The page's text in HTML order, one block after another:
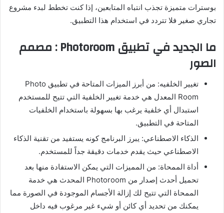
بوسترات متميزة تجذب انتباه المتابعين، إذا كنت تخطط لبدء مشروع
تجاري صغير فلا تتردد في استخدام هذا التطبيق.
ما الجديد في تطبيق Photoroom : مصمم
الصور
تغيير الخلفيه: من أبرز الميزات المتاحة في تطبيق Photo
Room المعدل هي خدمة تغيير الخلفية التي تتيح للمستخدم
استبدال أي خلفية يرغب بها بسهولة باستخدام الخلفيات
المتاحة في التطبيق.
الذكاء الاصطناعي: يبرز البرنامج كونه يستفيد من تقنية الذكاء
الاصطناعي حيث يقدم خدمات دقيقة جداً للمستخدم.
أداة الممحاة: من المميزات التي يمكن الاستفادة منها بعد
تحميل أحدث إصدار من Photoroom المحدث هي خدمة
الممحاة التي تتيح لك إزالة الأجسام الموجودة في الصورة مما
يمكنك من تحديد أي كائن أو شيء غير مرغوب فيه داخل